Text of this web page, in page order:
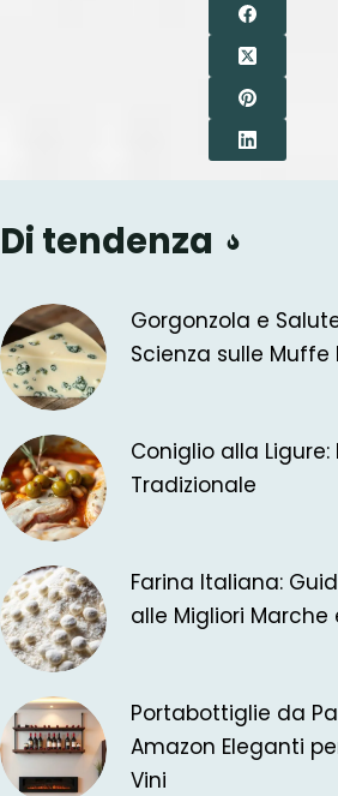
Di tendenza
Gorgonzola e
Scienza sulle Muffe
Coniglio alla Ligure:
Tradizionale
Farina Italiana:
alle Migliori Marche
Portabottiglie da
Amazon Eleganti
Vini